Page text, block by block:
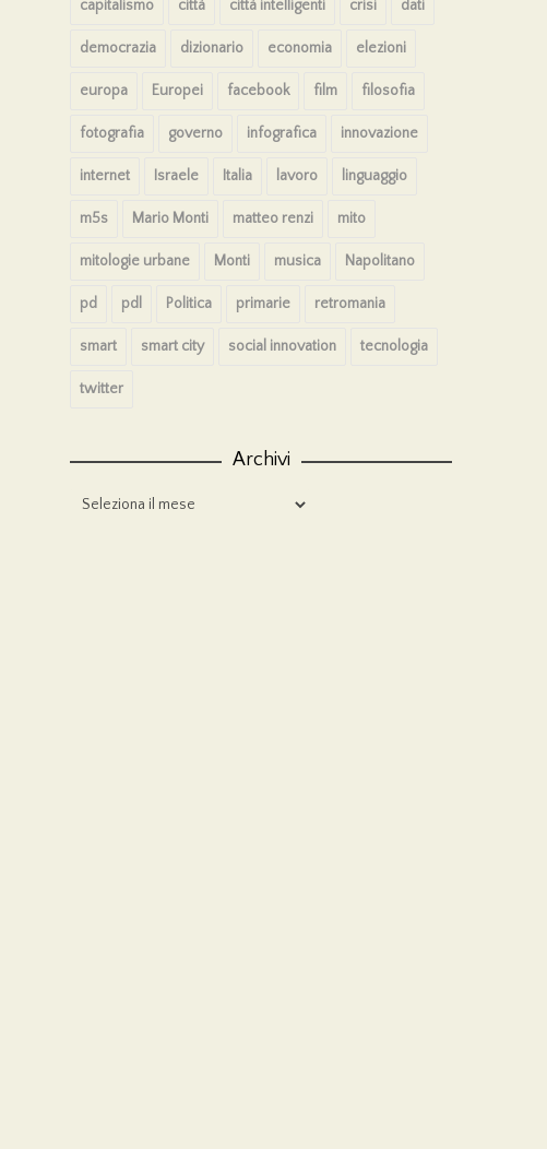
capitalismo città città intelligenti crisi dati
democrazia dizionario economia elezioni
europa Europei facebook film filosofia
fotografia governo infografica innovazione
internet Israele Italia lavoro linguaggio
m5s Mario Monti matteo renzi mito
mitologie urbane Monti musica Napolitano
pd pdl Politica primarie retromania
smart smart city social innovation tecnologia
twitter
Archivi
Archivi